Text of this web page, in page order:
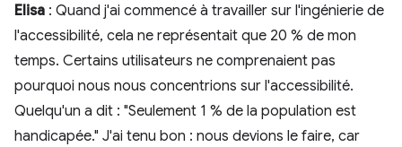
Elisa : Quand j'ai commencé à travailler sur l'ingénierie de
l'accessibilité, cela ne représentait que 20 % de mon
temps. Certains utilisateurs ne comprenaient pas
pourquoi nous nous concentrions sur l'accessibilité.
Quelqu'un a dit : "Seulement 1 % de la population est
handicapée." J'ai tenu bon : nous devions le faire, car